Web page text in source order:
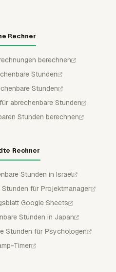
Rechner
berechnen
Stunden
Stunden
abrechenbare Stunden
Stunden berechnen
Rechner
Stunden in Israel
für Projektmanager
Google Sheets
Stunden in Japan
Stunden für Psychologen
Timer